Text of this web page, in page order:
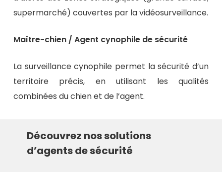
supermarché) couvertes par la vidéosurveillance.
Maître-chien / Agent cynophile de sécurité
La surveillance cynophile permet la sécurité d’un
territoire précis, en utilisant les qualités
combinées du chien et de l’agent.
Découvrez nos solutions
d’agents de sécurité